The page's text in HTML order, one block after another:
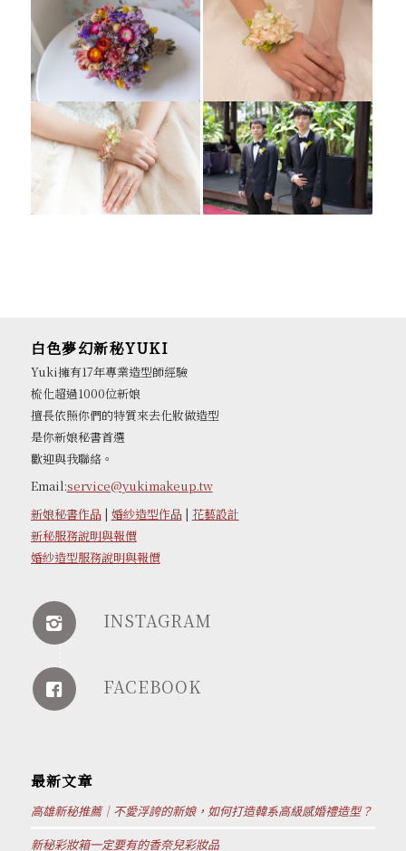
白色夢幻新秘YUKI
Yuki擁有17年專業造型師經驗
梳化超過1000位新娘
擅長依照你們的特質來去化妝做造型
是你新娘秘書首選
歡迎與我聯絡。
Email:service@yukimakeup.tw
新娘秘書作品| 婚紗造型作品| 花藝設計
新秘服務說明與報價
婚紗造型服務說明與報價
INSTAGRAM
FACEBOOK
最新文章
高雄新秘推薦｜不愛浮誇的新娘，如何打造韓系高級感婚禮造型？
新秘彩妝箱一定要有的香奈兒彩妝品